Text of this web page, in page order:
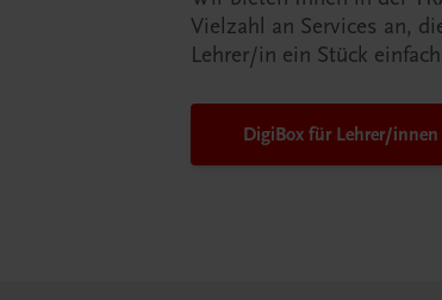
Vielzahl an Services an,
Lehrer/in ein Stück
DigiBox für Lehrer/innen